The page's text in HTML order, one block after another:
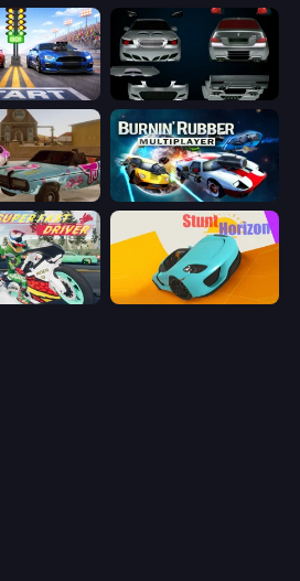
2 Decorate My BMW M5
Stunts
Driver Stunt Horizon